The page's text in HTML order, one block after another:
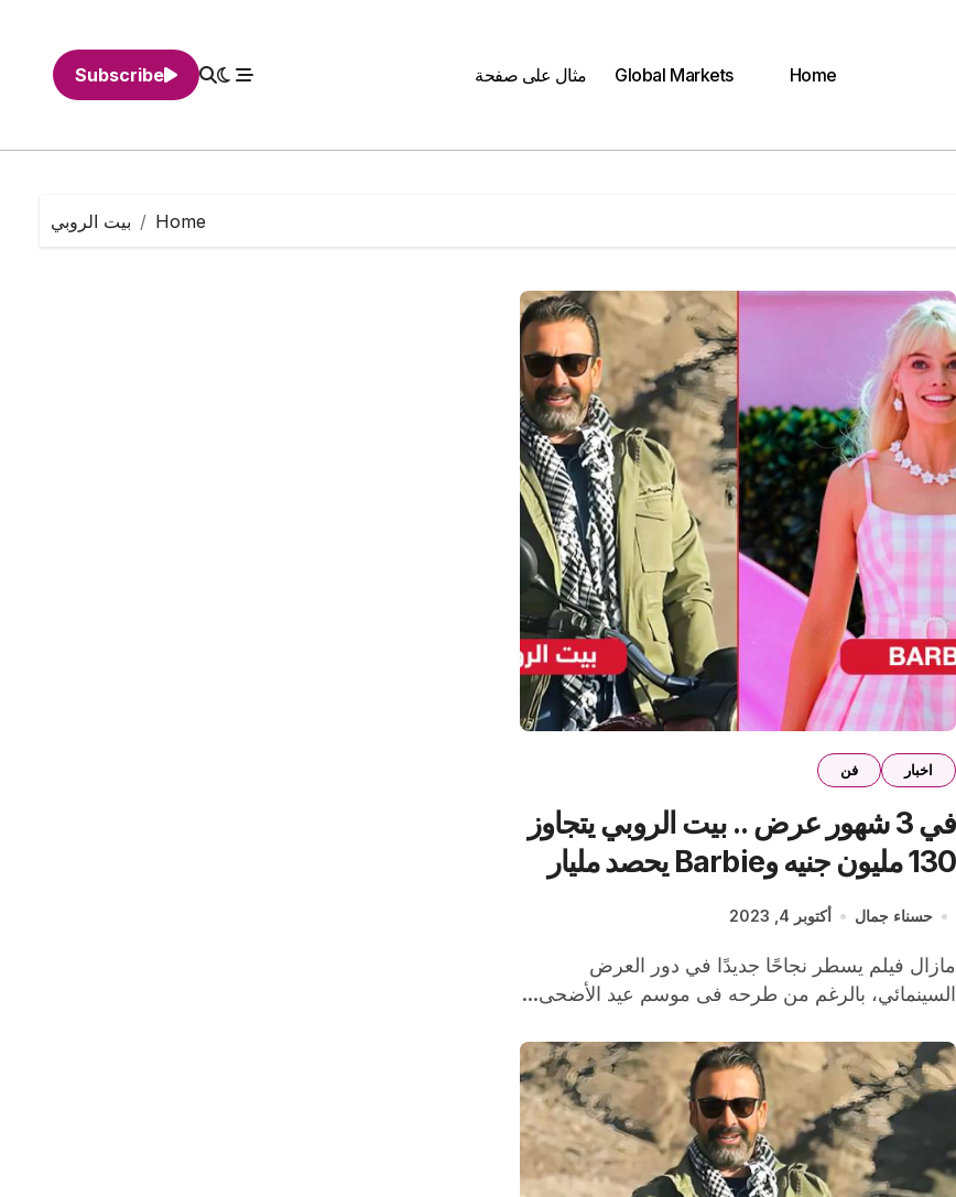
Home
Global Markets مثال على صفحة Subscribe
Home بيت الروبي
اخبار فن
في 3 شهور عرض .. بيت الروبي يتجاوز
130 مليون جنيه وBarbie يحصد مليار
حسناء جمال أكتوبر 4, 2023
مازال فيلم يسطر نجاحًا جديدًا في دور العرض
السينمائي، بالرغم من طرحه فى موسم عيد الأضحى...